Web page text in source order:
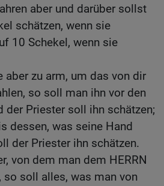
aber und darüber sollst
schätzen, wenn sie
10 Schekel, wenn sie
aber zu arm, um das von dir
so soll man ihn vor den
der Priester soll ihn schätzen;
dessen, was seine Hand
der Priester ihn schätzen.
von dem man dem HERRN
so soll alles, was man von